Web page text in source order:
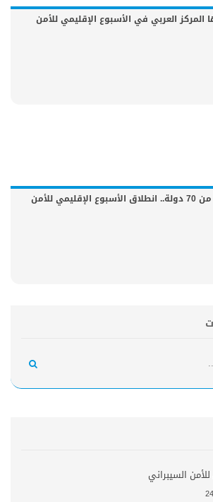
المركز العربي في الأسبوع الإقليمي للأمن
بمشاركة 350 متخصصًا من 70 دولة.. انطلاق الأسبوع الإقليمي للأمن
السيبراني